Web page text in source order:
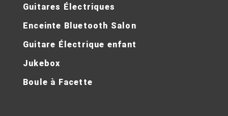
Guitares Électriques
Enceinte Bluetooth Salon
Guitare Électrique enfant
Jukebox
Boule à Facette